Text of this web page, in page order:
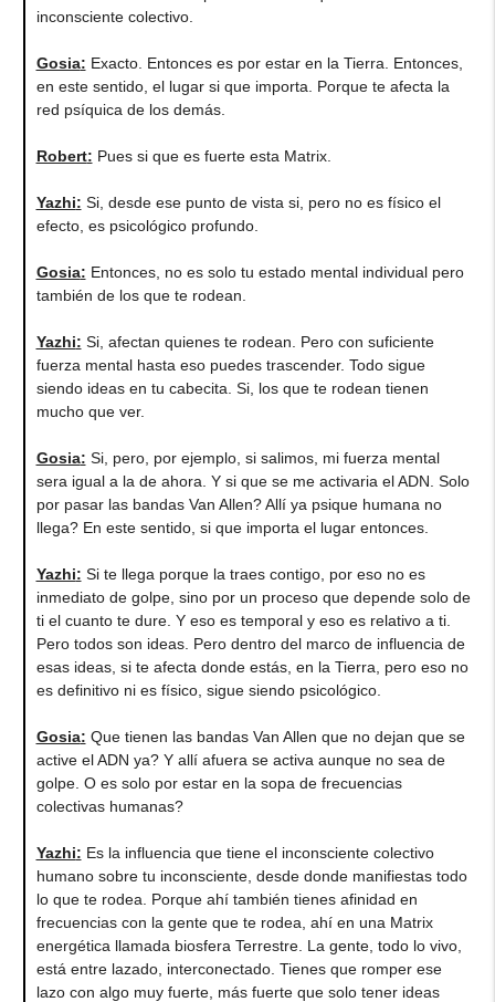
inconsciente colectivo.
Gosia: Exacto. Entonces es por estar en la Tierra. Entonces,
en este sentido, el lugar si que importa. Porque te afecta la
red psíquica de los demás.
Robert: Pues si que es fuerte esta Matrix.
Yazhi: Si, desde ese punto de vista si, pero no es físico el
efecto, es psicológico profundo.
Gosia: Entonces, no es solo tu estado mental individual pero
también de los que te rodean.
Yazhi: Si, afectan quienes te rodean. Pero con suficiente
fuerza mental hasta eso puedes trascender. Todo sigue
siendo ideas en tu cabecita. Si, los que te rodean tienen
mucho que ver.
Gosia: Si, pero, por ejemplo, si salimos, mi fuerza mental
sera igual a la de ahora. Y si que se me activaria el ADN. Solo
por pasar las bandas Van Allen? Allí ya psique humana no
llega? En este sentido, si que importa el lugar entonces.
Yazhi: Si te llega porque la traes contigo, por eso no es
inmediato de golpe, sino por un proceso que depende solo de
ti el cuanto te dure. Y eso es temporal y eso es relativo a ti.
Pero todos son ideas. Pero dentro del marco de influencia de
esas ideas, si te afecta donde estás, en la Tierra, pero eso no
es definitivo ni es físico, sigue siendo psicológico.
Gosia: Que tienen las bandas Van Allen que no dejan que se
active el ADN ya? Y allí afuera se activa aunque no sea de
golpe. O es solo por estar en la sopa de frecuencias
colectivas humanas?
Yazhi: Es la influencia que tiene el inconsciente colectivo
humano sobre tu inconsciente, desde donde manifiestas todo
lo que te rodea. Porque ahí también tienes afinidad en
frecuencias con la gente que te rodea, ahí en una Matrix
energética llamada biosfera Terrestre. La gente, todo lo vivo,
está entre lazado, interconectado. Tienes que romper ese
lazo con algo muy fuerte, más fuerte que solo tener ideas